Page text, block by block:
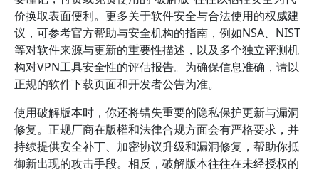
价换取表面便利。更多关于软件安全与合法使用的权威建
议，可参考官方帮助与安全机构的指南，例如NSA、NIST
等对软件来源与更新的重要性描述，以及多个独立评测机
构对VPN工具安全性的评估报告。为确保信息准确，请以
正规的软件下载页面和开发者公告为准。
使用破解版本时，你还将错失重要的隐私保护更新与漏洞
修复。正规厂商在版權和法律合规方面会有严格要求，并
持续提供安全补丁、加密协议升级和漏洞修复，帮助你抵
御新出现的攻击手段。相反，破解版本往往在未经授权的